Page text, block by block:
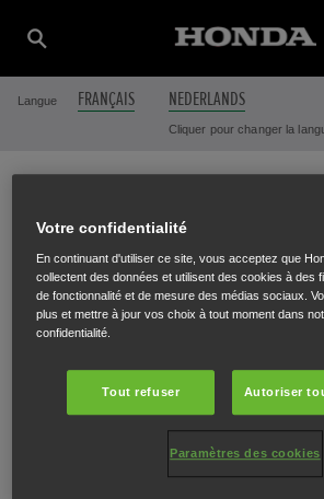
Langue FRANÇAIS NEDERLANDS
Cliquer pour changer la
DIGIMOW
LUYCKX)
Menenstraat 118,Wervik,
Votre confidentialité
En continuant d'utiliser ce site, vous acceptez que
collectent des données et utilisent des cookies à des
de fonctionnalité et de mesure des médias sociaux.
plus et mettre à jour vos choix à tout moment dans
confidentialité.
Tout refuser Autoriser
Paramètres des cookies